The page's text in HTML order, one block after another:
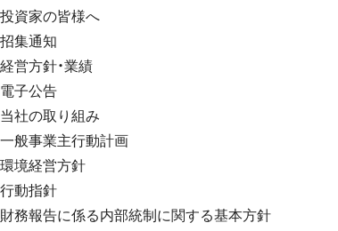
投資家の皆様へ
招集通知
経営方針・業績
電子公告
当社の取り組み
一般事業主行動計画
環境経営方針
行動指針
財務報告に係る内部統制に関する基本方針